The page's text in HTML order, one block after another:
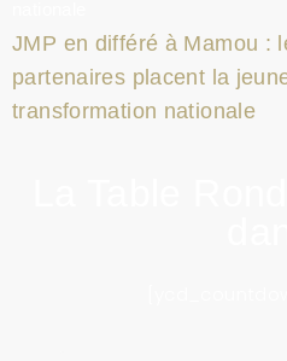
JMP en différé à Mamou :
partenaires placent la
transformation nationale